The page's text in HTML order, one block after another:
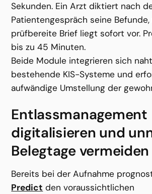
Sekunden. Ein Arzt diktiert nach
Patientengespräch seine
prüfbereite Brief liegt sofort vor.
bis zu 45 Minuten.
Beide Module integrieren sich
bestehende KIS-Systeme und
aufwändige Umstellung der
Entlassmanagement
digitalisieren und
Belegtage vermeiden
Bereits bei der Aufnahme
Predict den voraussichtlichen